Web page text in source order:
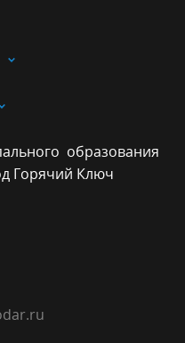
образования
Горячий Ключ